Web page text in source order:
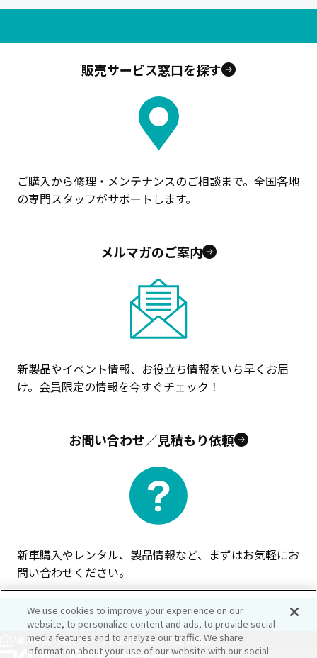
販売サービス窓口を探す
ご購入から修理・メンテナンスのご相談まで。全国各地
の専門スタッフがサポートします。
メルマガのご案内
新製品やイベント情報、お役立ち情報をいち早くお届
け。会員限定の情報を今すぐチェック！
お問い合わせ／見積もり依頼
新車購入やレンタル、製品情報など、まずはお気軽にお
問い合わせください。
導入事例・購入サポート /販売サービス窓口/大阪府
We use cookies to improve your experience on our
website, to personalize content and ads, to provide social
media features and to analyze our traffic. We share
information about your use of our website with our social